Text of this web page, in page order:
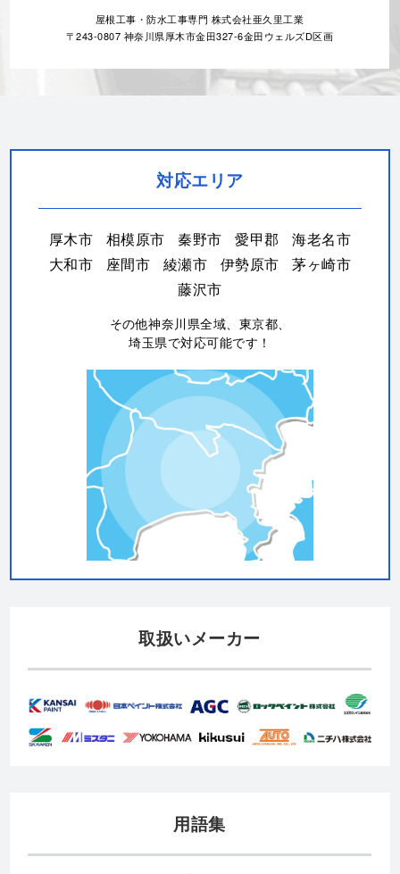
屋根工事・防水工事専門 株式会社亜久里工業
〒243-0807 神奈川県厚木市金田327-6金田ウェルズD区画
対応エリア
厚木市 相模原市 秦野市 愛甲郡
海老名市
大和市
座間市 綾瀬市 伊勢原市
茅ヶ崎市
藤沢市
その他神奈川県全域、東京都、
埼玉県で対応可能です！
取扱いメーカー
用語集